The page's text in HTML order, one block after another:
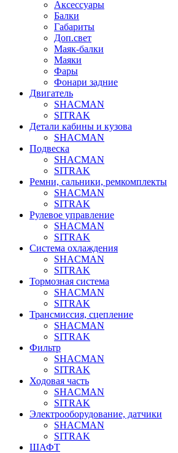
Аксессуары
Балки
Габариты
Доп.свет
Маяк-балки
Маяки
Фары
Фонари задние
Двигатель
SHACMAN
SITRAK
Детали кабины и кузова
SHACMAN
Подвеска
SHACMAN
SITRAK
Ремни, сальники, ремкомплекты
SHACMAN
SITRAK
Рулевое управление
SHACMAN
SITRAK
Система охлаждения
SHACMAN
SITRAK
Тормозная система
SHACMAN
SITRAK
Трансмиссия, сцепление
SHACMAN
SITRAK
Фильтр
SHACMAN
SITRAK
Ходовая часть
SHACMAN
SITRAK
Электрооборудование, датчики
SHACMAN
SITRAK
ШАФТ